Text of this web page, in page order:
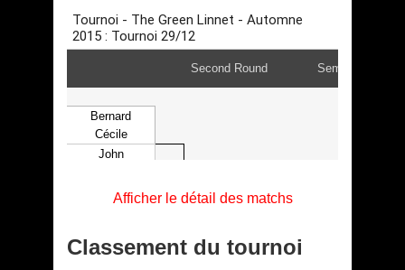
Afficher le détail des matchs
Classement du tournoi